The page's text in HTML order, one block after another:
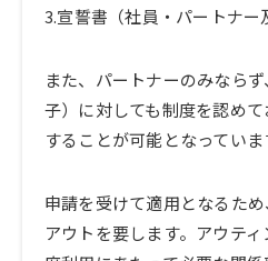
3.宣誓書（社員・パートナー
また、パートナーのみなら
子）に対しても制度を認め
することが可能となっていま
申請を受けて適用となるた
アウトを要します。アウテ